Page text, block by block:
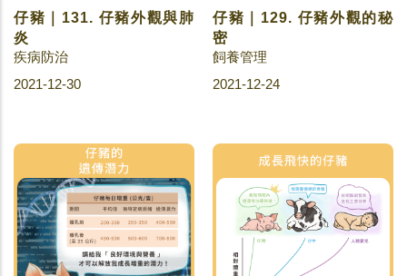
仔豬｜131. 仔豬外觀與肺
炎
疾病防治
2021-12-30
仔豬｜129. 仔豬外觀的秘
密
飼養管理
2021-12-24